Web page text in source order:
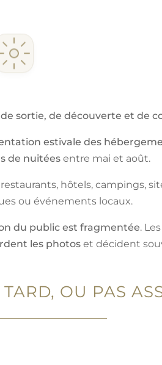
sortie, de découverte et de
estivale des
de nuitées entre mai et août.
hôtels, campings,
ou événements locaux.
du public est fragmentée.
les photoset décident
OU PAS